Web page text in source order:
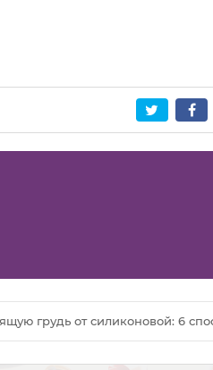
грудь от силиконовой: 6